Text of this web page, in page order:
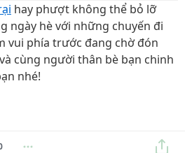
hay phượt không thể bỏ lỡ
ngày hè với những chuyến đi
vui phía trước đang chờ đón
cùng người thân bè bạn chinh
nhé!